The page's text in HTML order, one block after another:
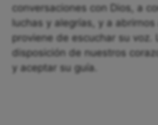
conversaciones con Dios, a
luchas y alegrías, y a
proviene de escuchar su voz.
disposición de nuestros
y aceptar su guía.